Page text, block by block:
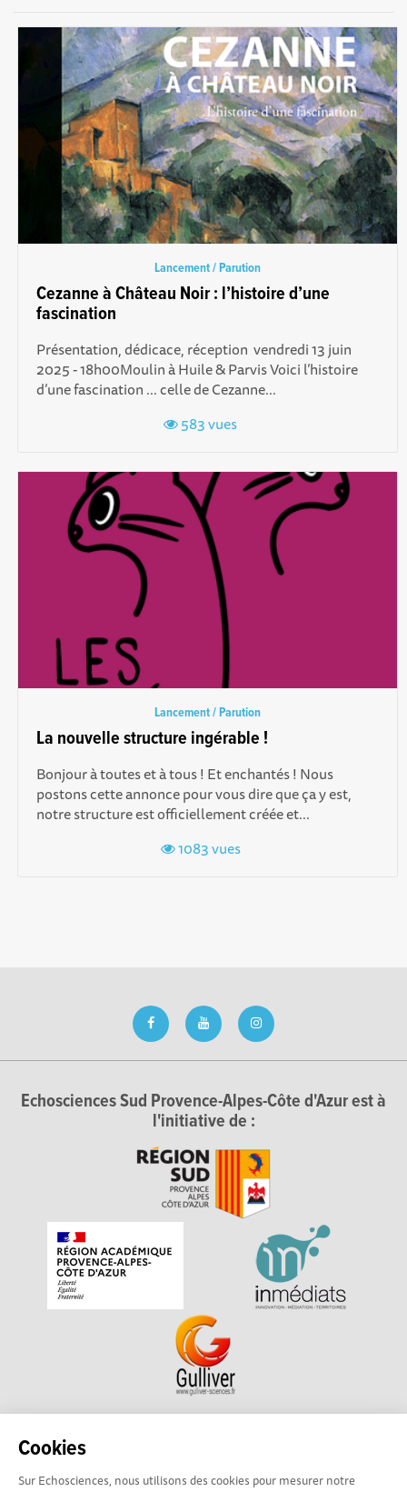
Cookies
Sur Echosciences, nous utilisons des cookies pour mesurer notre
Lancement / Parution
Cezanne à Château Noir : l’histoire d’une
fascination
Présentation, dédicace, réception vendredi 13 juin
2025 - 18h00Moulin à Huile & Parvis Voici l’histoire
d’une fascination ... celle de Cezanne...
583 vues
Lancement / Parution
La nouvelle structure ingérable !
Bonjour à toutes et à tous ! Et enchantés ! Nous
postons cette annonce pour vous dire que ça y est,
notre structure est officiellement créée et...
1083 vues
Echosciences Sud Provence-Alpes-Côte d'Azur est à
l'initiative de :
Echosciences Sud Provence-Alpes-Côte d'Azur est à
académique pour la Recherche et l'Innovation Provence-